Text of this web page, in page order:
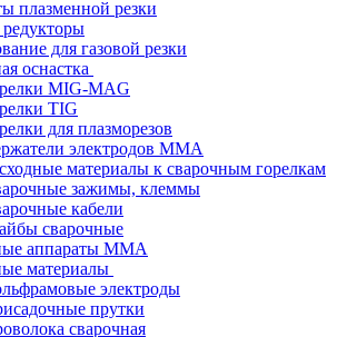
плазменной резки
для газовой резки
оснастка
MIG-MAG
TIG
для плазморезов
электродов ММА
материалы к сварочным горелкам
зажимы, клеммы
кабели
сварочные
аппараты MMA
материалы
электроды
прутки
сварочная